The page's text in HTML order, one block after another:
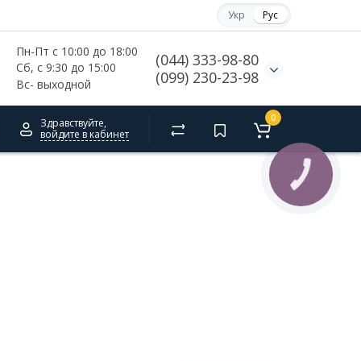
Укр Рус
Пн-Пт с 10:00 до 18:00
Сб, с 9:30 до 15:00
Вс- выходной
(044) 333-98-80
(099) 230-23-98
Здравствуйте,
войдите в кабинет
0
КНОПКА
СВЯЗИ